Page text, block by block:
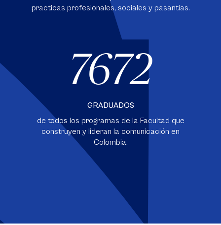
practicas profesionales, sociales y pasantías.
7672
GRADUADOS
de todos los programas de la Facultad que
construyen y lideran la comunicación en
Colombia.